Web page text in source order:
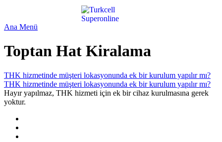
Ana Menü
Toptan Hat Kiralama
THK hizmetinde müşteri lokasyonunda ek bir kurulum yapılır mı?
THK hizmetinde müşteri lokasyonunda ek bir kurulum yapılır mı?
Hayır yapılmaz, THK hizmeti için ek bir cihaz kurulmasına gerek
yoktur.